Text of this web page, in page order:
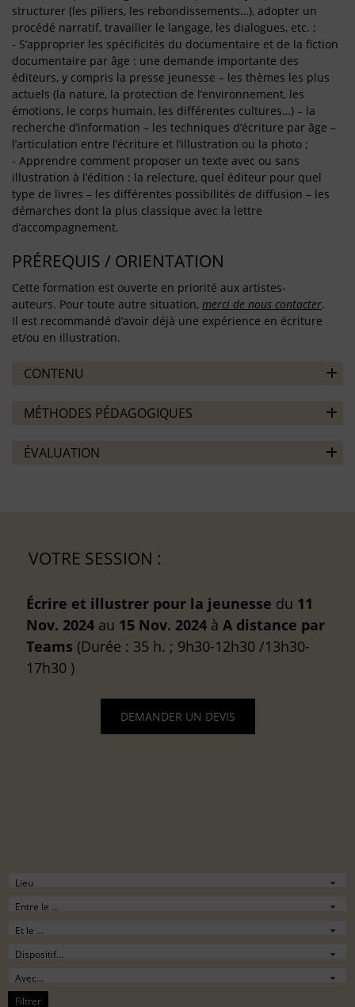
structurer (les piliers, les rebondissements…), adopter un
procédé narratif, travailler le langage, les dialogues, etc. ;
- S’approprier les spécificités du documentaire et de la fiction
documentaire par âge : une demande importante des
éditeurs, y compris la presse jeunesse – les thèmes les plus
actuels (la nature, la protection de l’environnement, les
émotions, le corps humain, les différentes cultures…) – la
recherche d’information – les techniques d’écriture par âge –
l’articulation entre l’écriture et l’illustration ou la photo ;
- Apprendre comment proposer un texte avec ou sans
illustration à l’édition : la relecture, quel éditeur pour quel
type de livres – les différentes possibilités de diffusion – les
démarches dont la plus classique avec la lettre
d’accompagnement.
PRÉREQUIS / ORIENTATION
Cette formation est ouverte en priorité aux artistes-
auteurs. Pour toute autre situation, merci de nous contacter.
Il est recommandé d’avoir déjà une expérience en écriture
et/ou en illustration.
CONTENU
MÉTHODES PÉDAGOGIQUES
ÉVALUATION
VOTRE SESSION :
Écrire et illustrer pour la jeunesse du 11
Nov. 2024 au 15 Nov. 2024 à A distance par
Teams (Durée : 35 h. ; 9h30-12h30 /13h30-
17h30 )
DEMANDER UN DEVIS
Filtrer